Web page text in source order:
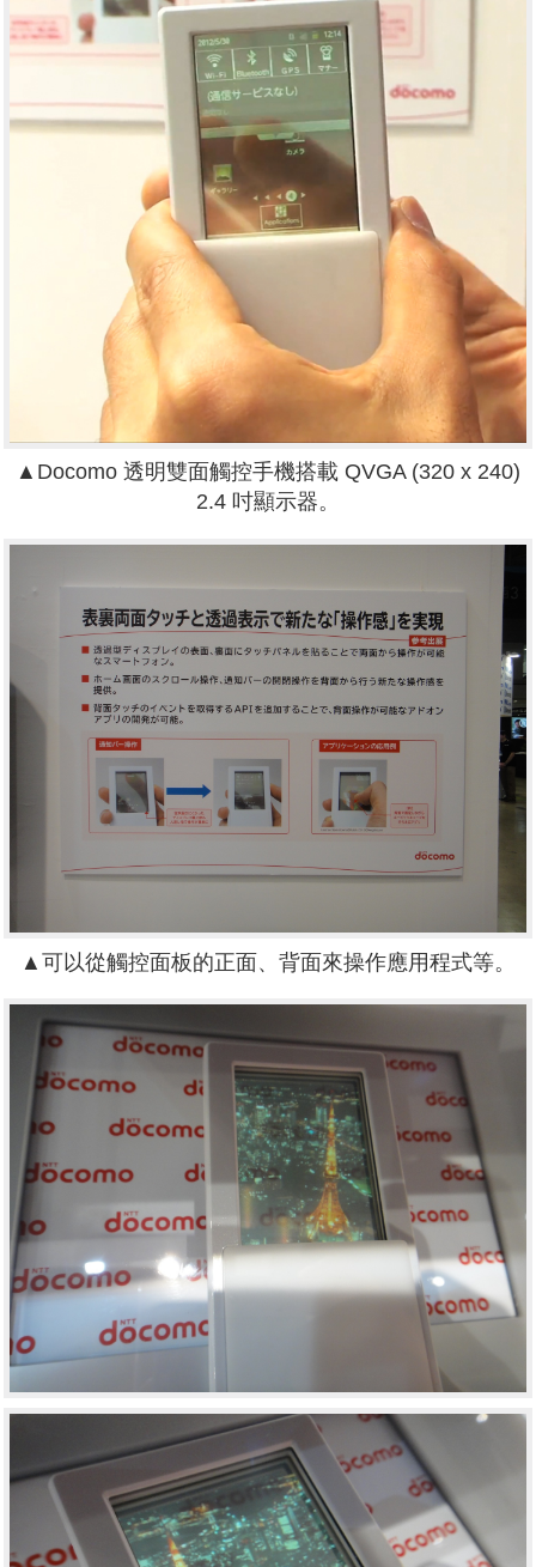
▲Docomo 透明雙面觸控手機搭載 QVGA (320 x 240)
2.4 吋顯示器。
▲可以從觸控面板的正面、背面來操作應用程式等。